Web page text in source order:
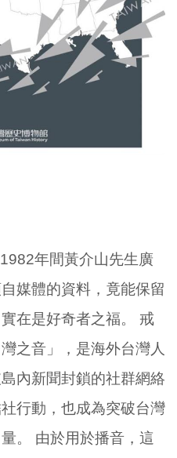
年間黃介山先生廣
媒體的資料，竟能保留
在是好奇者之福。 戒
之音」，是海外台灣人
內新聞封鎖的社群網絡
行動，也成為突破台灣
。 由於用於播音，這